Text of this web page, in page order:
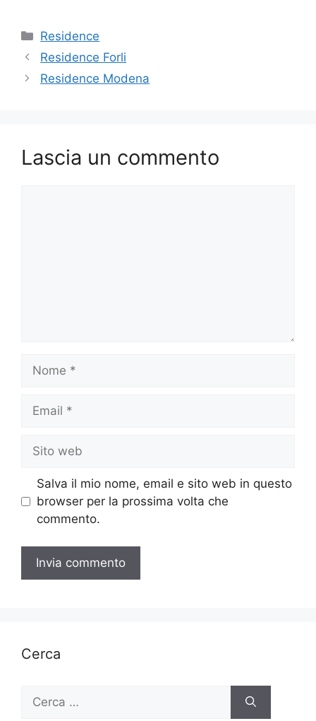
Categorie
Residence
Residence Forli
Residence Modena
Lascia un commento
Nome
Email
Sito
web
Salva il mio nome, email e sito web in questo
browser per la prossima volta che
commento.
Cerca
per: